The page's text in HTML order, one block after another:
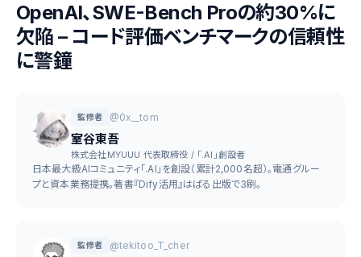
OpenAI、SWE-Bench Proの約30%に
欠陥 – コード評価ベンチマークの信頼性
に警鐘
監修者 @0x__tom
室谷東吾
株式会社MYUUU 代表取締役 / 「.AI」創設者
日本最大級AIコミュニティ「.AI」を創設（累計2,000名超）。電通グルー
プと資本業務提携。著書『Dify活用』はぱる出版で3刷。
監修者 @tekitoo_T_cher